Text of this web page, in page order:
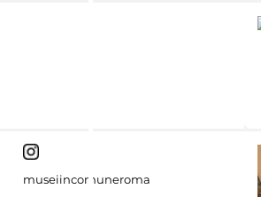
museiincomuneroma